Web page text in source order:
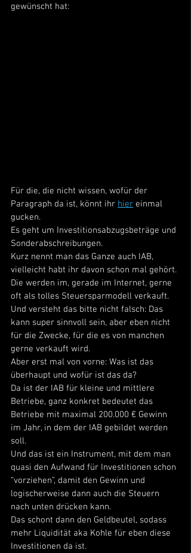
gewünscht hat:
Für die, die nicht wissen, wofür der
Paragraph da ist, könnt ihr hier einmal
gucken.
Es geht um Investitionsabzugsbeträge und
Sonderabschreibungen.
Kurz nennt man das Ganze auch IAB,
vielleicht habt ihr davon schon mal gehört.
Die werden im, gerade im Internet, gerne
oft als tolles Steuersparmodell verkauft.
Und versteht das bitte nicht falsch: Das
kann super sinnvoll sein, aber eben nicht
für die Zwecke, für die es von manchen
gerne verkauft wird.
Aber erst mal von vorne: Was ist das
überhaupt und wofür ist das da?
Da ist der IAB für kleine und mittlere
Betriebe, ganz konkret bedeutet das
Betriebe mit maximal 200.000 € Gewinn
im Jahr, in dem der IAB gebildet werden
soll.
Und das ist ein Instrument, mit dem man
quasi den Aufwand für Investitionen schon
“vorziehen”, damit den Gewinn und
logischerweise dann auch die Steuern
nach unten drücken kann.
Das schont dann den Geldbeutel, sodass
mehr Liquidität aka Kohle für eben diese
Investitionen da ist.